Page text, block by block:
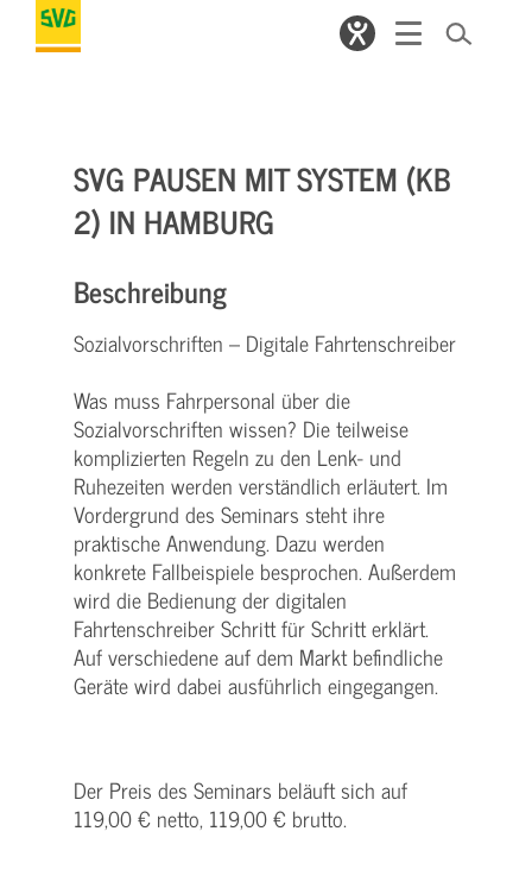
SVG PAUSEN MIT SYSTEM (KB
2) IN HAMBURG
Beschreibung
Sozialvorschriften – Digitale Fahrtenschreiber
Was muss Fahrpersonal über die
Sozialvorschriften wissen? Die teilweise
komplizierten Regeln zu den Lenk- und
Ruhezeiten werden verständlich erläutert. Im
Vordergrund des Seminars steht ihre
praktische Anwendung. Dazu werden
konkrete Fallbeispiele besprochen. Außerdem
wird die Bedienung der digitalen
Fahrtenschreiber Schritt für Schritt erklärt.
Auf verschiedene auf dem Markt befindliche
Geräte wird dabei ausführlich eingegangen.
Der Preis des Seminars beläuft sich auf
119,00 € netto, 119,00 € brutto.